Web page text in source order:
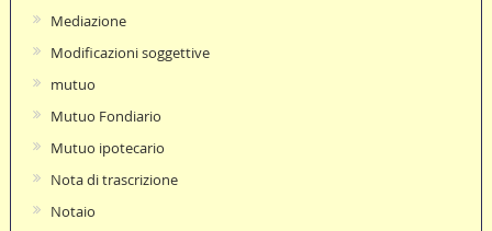
Mediazione
Modificazioni soggettive
mutuo
Mutuo Fondiario
Mutuo ipotecario
Nota di trascrizione
Notaio